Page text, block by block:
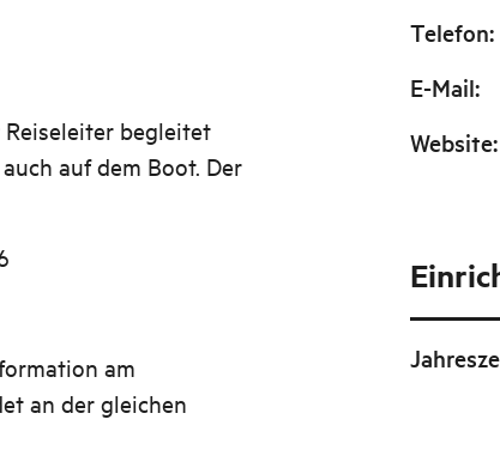
begleitet
auf dem Boot. Der
am
an der gleichen
Telefon:
E-Mail:
Website: